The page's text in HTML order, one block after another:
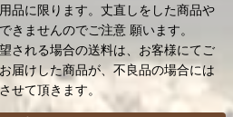
品に限ります。丈直しをした商品や
きませんのでご注意 願います。
される場合の送料は、お客様にてご
届けした商品が、不良品の場合には
せて頂きます。